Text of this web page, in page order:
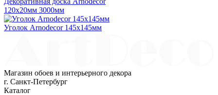
120х20мм 3000мм
Уголок Arnodecor 145х145мм
Магазин обоев и интерьерного декора
г. Санкт-Петербург
Каталог